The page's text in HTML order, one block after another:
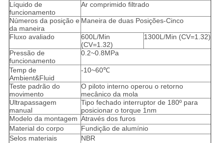
Líquido de
funcionamento
Ar comprimido filtrado
Números da posição e
da maneira
Maneira de duas Posições-Cinco
Fluxo avaliado
600L/Min
(CV=1.32)
1300L/Min (CV=1.32)
Pressão de
funcionamento
0.2~0.8MPa
Temp de
Ambient&Fluid
-10~60℃
Teste padrão do
movimento
O piloto interno operou o retorno
mecânico da mola
Ultrapassagem
manual
Tipo fechado interruptor de 180º para
posicionar o torque 1nm
Modelo da montagem Através dos furos
Material do corpo
Fundição de alumínio
Selos materiais
NBR